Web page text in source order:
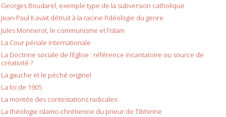
Georges Boudarel, exemple type de la subversion catholique
Jean-Paul II avait détruit à la racine l’idéologie du genre
Jules Monnerot, le communisme et l’islam
La Cour pénale internationale
La Doctrine sociale de l’Eglise : référence incantatoire ou source de
créativité ?
La gauche et le péché originel
La loi de 1905
La montée des contestations radicales
La théologie islamo-chrétienne du prieur de Tibhirine